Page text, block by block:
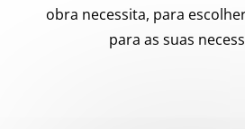
obra necessita, para
para as suas